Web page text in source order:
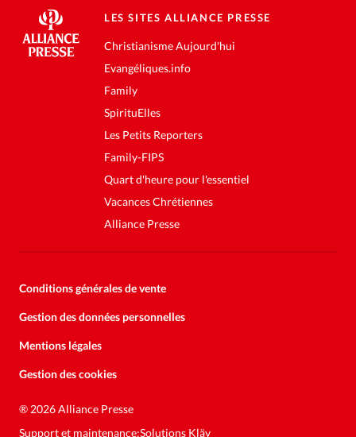
LES SITES ALLIANCE PRESSE
Christianisme Aujourd'hui
Evangéliques.info
Family
SpirituElles
Les Petits Reporters
Family-FIPS
Quart d'heure pour l'essentiel
Vacances Chrétiennes
Alliance Presse
Conditions générales de vente
Gestion des données personnelles
Mentions légales
Gestion des cookies
® 2026 Alliance Presse
Support et maintenance:Solutions Kläy
nous développer